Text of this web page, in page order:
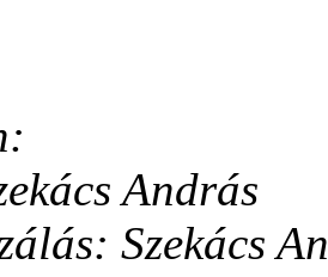
András
Szekács